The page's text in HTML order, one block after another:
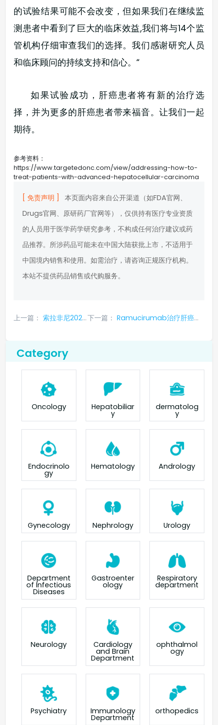
的试验结果可能不会改变，但如果我们在继续监
测患者中看到了巨大的临床效益,我们将与14个监
管机构仔细审查我们的选择。我们感谢研究人员
和临床顾问的持续支持和信心。“
如果试验成功，肝癌患者将有新的治疗选
择，并为更多的肝癌患者带来福音。让我们一起
期待。
参考资料：
https://www.targetedonc.com/view/addressing-how-to-
treat-patients-with-advanced-hepatocellular-carcinoma
[ 免责声明 ]
本页面内容来自公开渠道（如FDA官网、
Drugs官网、原研药厂官网等），仅供持有医疗专业资质
的人员用于医学药学研究参考，不构成任何治疗建议或药
品推荐。所涉药品可能未在中国大陆获批上市，不适用于
中国境内销售和使用。如需治疗，请咨询正规医疗机构。
本站不提供药品销售或代购服务。
上一篇： 索拉非尼2020年价格 下一篇： Ramucirumab治疗肝癌疗效怎么样？
Category
Oncology Hepatobiliar
y
dermatolog
y
Endocrinolo
gy
Hematology Andrology
Gynecology Nephrology Urology
Department
of Infectious
Diseases
Gastroenter
ology
Respiratory
department
Neurology Cardiology
and Brain
Department
ophthalmol
ogy
Psychiatry Immunology
Department
orthopedics